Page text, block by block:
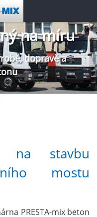
na míru
dopravě a
na stavbu
mostu
PRESTA-mix beton